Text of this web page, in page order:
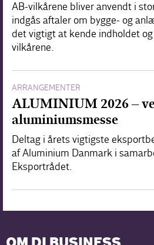
AB-vilkårene bliver anvendt i
indgås aftaler om bygge- og
det vigtigt at kende indholdet
vilkårene.
ARRANGEMENTER
ALUMINIUM 2026 –
aluminiumsmesse
Deltag i årets vigtigste
af Aluminium Danmark i
Eksportrådet.